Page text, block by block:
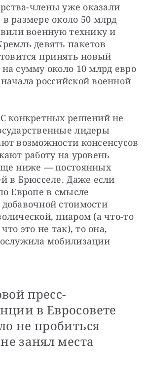
члены уже оказали
размере около 50 млрд
военную технику и
девять пакетов
принять новый
сумму около 10 млрд евро
российской военной
конкретных решений не
лидеры
возможности консенсусов
работу на уровень
ниже — постоянных
в Брюсселе. Даже если
Европе в смысле
стоимости
пиаром (а что-то
это не так), то она,
мобилизации
пресс-
в Евросовете
не пробиться
занял места